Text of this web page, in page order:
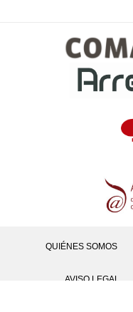
QUIÉNES SOMOS
AVISO LEGAL